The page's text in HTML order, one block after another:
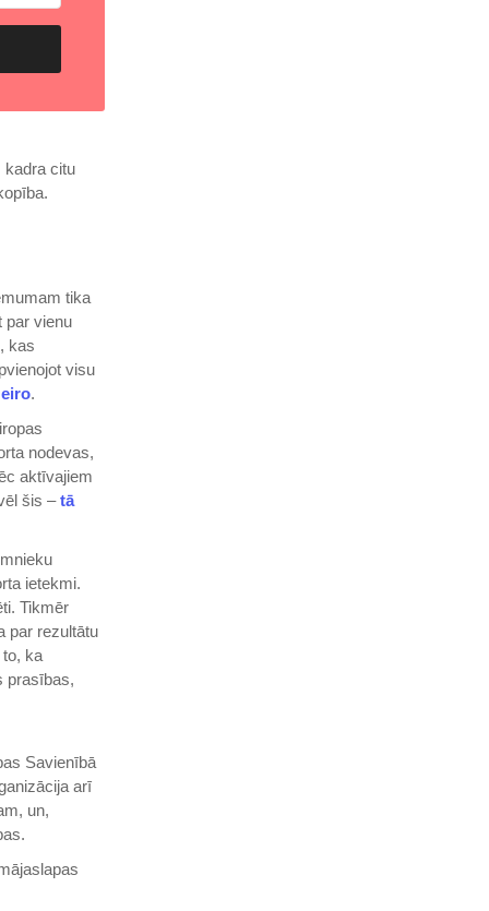
kadra citu
tika
par vienu
kas
visu
.​
nodevas,
aktīvajiem
šis –tā
ietekmi.
Tikmēr
par rezultātu
ka
prasības,
Savienībā
arī
un,